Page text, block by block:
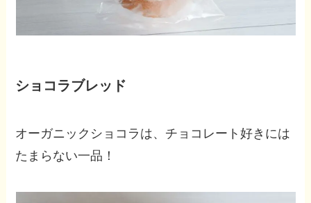
ショコラブレッド
オーガニックショコラは、チョコレート好きには
たまらない一品！